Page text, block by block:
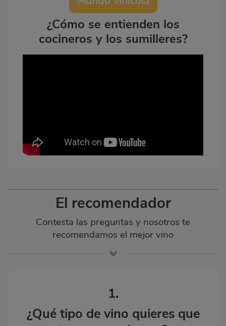
¿Cómo se entienden los
cocineros y los sumilleres?
El recomendador
Contesta las preguntas y nosotros te
recomendamos el mejor vino
1.
¿Qué tipo de vino quieres que